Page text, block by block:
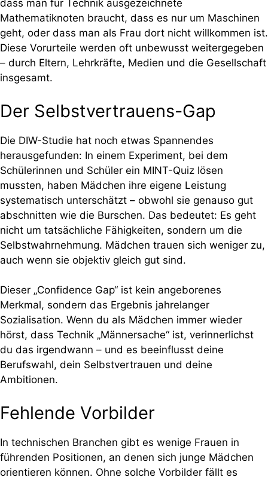
dass man für Technik ausgezeichnete
Mathematiknoten braucht, dass es nur um Maschinen
geht, oder dass man als Frau dort nicht willkommen ist.
Diese Vorurteile werden oft unbewusst weitergegeben
– durch Eltern, Lehrkräfte, Medien und die Gesellschaft
insgesamt.
Der Selbstvertrauens-Gap
Die DIW-Studie hat noch etwas Spannendes
herausgefunden: In einem Experiment, bei dem
Schülerinnen und Schüler ein MINT-Quiz lösen
mussten, haben Mädchen ihre eigene Leistung
systematisch unterschätzt – obwohl sie genauso gut
abschnitten wie die Burschen. Das bedeutet: Es geht
nicht um tatsächliche Fähigkeiten, sondern um die
Selbstwahrnehmung. Mädchen trauen sich weniger zu,
auch wenn sie objektiv gleich gut sind.
Dieser „Confidence Gap“ ist kein angeborenes
Merkmal, sondern das Ergebnis jahrelanger
Sozialisation. Wenn du als Mädchen immer wieder
hörst, dass Technik „Männersache“ ist, verinnerlichst
du das irgendwann – und es beeinflusst deine
Berufswahl, dein Selbstvertrauen und deine
Ambitionen.
Fehlende Vorbilder
In technischen Branchen gibt es wenige Frauen in
führenden Positionen, an denen sich junge Mädchen
orientieren können. Ohne solche Vorbilder fällt es